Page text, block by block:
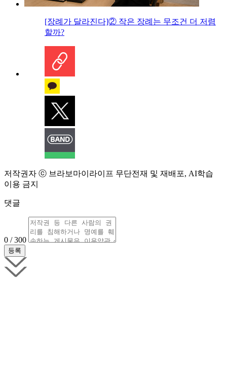
[장례가 달라진다]② 작은 장례는 무조건 더 저렴
할까?
저작권자 ⓒ 브라보마이라이프 무단전재 및 재배포, AI학습
이용 금지
댓글
0 / 300